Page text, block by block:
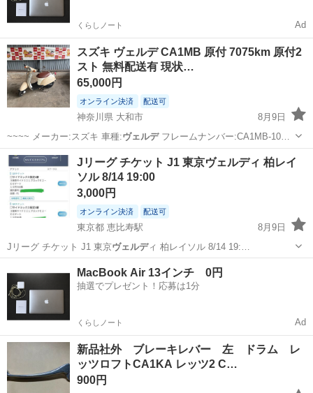
くらしノート Ad
スズキ ヴェルデ CA1MB 原付 7075km 原付2
スト 無料配送有 現状…
65,000円
オンライン決済 配送可
神奈川県 大和市
8月9日
~~~~ メーカー:スズキ 車種:ヴェルデフレームナンバー:CA1MB-10…
神奈川 大和市 スズキ ヴェルデ
Jリーグ チケット J1 東京ヴェルディ 柏レイ
ソル 8/14 19:00
3,000円
オンライン決済 配送可
東京都 恵比寿駅
8月9日
Jリーグ チケット J1 東京ヴェルデ ィ 柏レイソル 8/14 19:…
その他
MacBook Air 13インチ 0円
抽選でプレゼント！応募は1分
くらしノート Ad
新品社外 ブレーキレバー 左 ドラム レ
ッツロフトCA1KA レッツ2 C…
900円